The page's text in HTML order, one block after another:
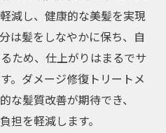
減し、健康的な美髪を実現
は髪をしなやかに保ち、自
ため、仕上がりはまるでサ
。ダメージ修復トリートメ
な髪質改善が期待でき、
担を軽減します。